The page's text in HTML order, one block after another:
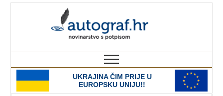
UKRAJINA ČIM PRIJE U
EUROPSKU UNIJU!!